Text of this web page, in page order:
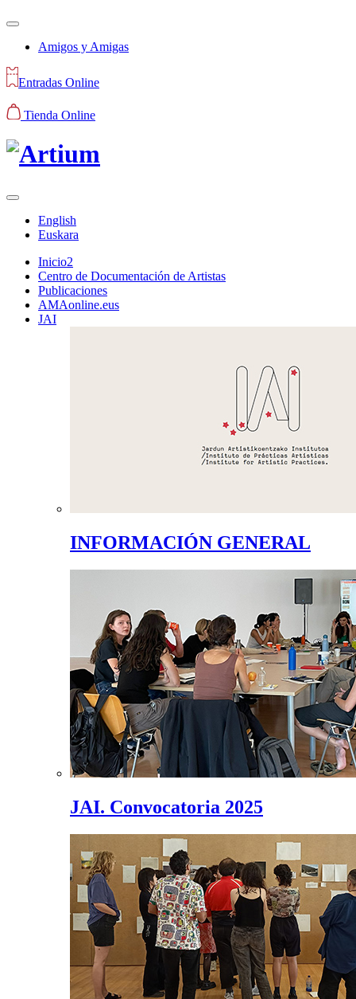
Amigos y Amigas
Entradas Online
Tienda Online
English
Euskara
Inicio2
Centro de Documentación de Artistas
Publicaciones
AMAonline.eus
JAI
INFORMACIÓN GENERAL
JAI. Convocatoria 2025